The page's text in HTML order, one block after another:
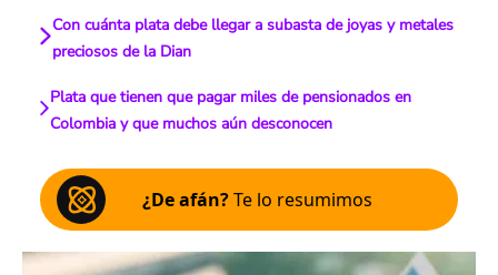
Con cuánta plata debe llegar a subasta de joyas y metales
preciosos de la Dian
Plata que tienen que pagar miles de pensionados en
Colombia y que muchos aún desconocen
¿De afán?Te lo resumimos